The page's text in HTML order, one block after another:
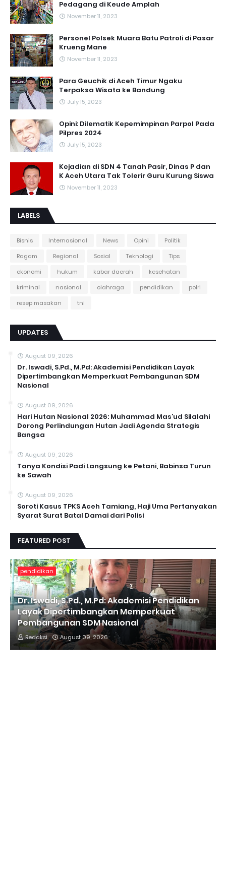
Pedagang di Keude Amplah
November 11, 2023
Personel Polsek Muara Batu Patroli di Pasar
Krueng Mane
November 11, 2023
Para Geuchik di Aceh Timur Ngaku
Terpaksa Wisata ke Bandung
July 15, 2023
Opini: Dilematik Kepemimpinan Parpol Pada
Pilpres 2024
July 15, 2023
Kejadian di SDN 4 Tanah Pasir, Dinas P dan
K Aceh Utara Tak Tolerir Guru Kurung Siswa
November 11, 2023
LABELS
Bisnis Internasional News Opini
Politik
Ragam
Regional Sosial Teknologi
Tips
ekonomi
hukum kabar daerah
kesehatan
kriminal
nasional olahraga pendidikan
polri
resep masakan
tni
UPDATES
August 09, 2026
Dr. Iswadi, S.Pd., M.Pd: Akademisi Pendidikan Layak
Dipertimbangkan Memperkuat Pembangunan SDM
Nasional
August 09, 2026
Hari Hutan Nasional 2026: Muhammad Mas’ud Silalahi
Dorong Perlindungan Hutan Jadi Agenda Strategis
Bangsa
August 09, 2026
Tanya Kondisi Padi Langsung ke Petani, Babinsa Turun
ke Sawah
August 09, 2026
Soroti Kasus TPKS Aceh Tamiang, Haji Uma Pertanyakan
Syarat Surat Batal Damai dari Polisi
FEATURED POST
pendidikan
Dr. Iswadi, S.Pd., M.Pd: Akademisi Pendidikan
Layak Dipertimbangkan Memperkuat
Pembangunan SDM Nasional
Redaksi August 09, 2026